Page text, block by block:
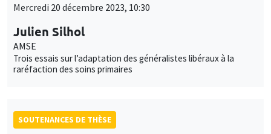
Mercredi 20 décembre 2023, 10:30
Julien Silhol
AMSE
Trois essais sur l’adaptation des généralistes libéraux à la
raréfaction des soins primaires
SOUTENANCES DE THÈSE